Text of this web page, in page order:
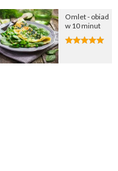
Omlet - obiad
w 10 minut